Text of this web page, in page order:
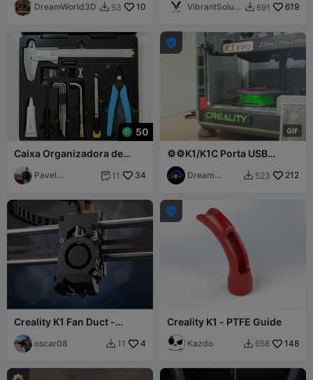
DreamWorld3D  53 10
gavetasVibrantSoluti
 691 619
50
Caixa Organizadora de
Ferramentas Creality K2 (3
Arquivos, Montagem Sob a
Mesa)
Pavel
 11 34
GIF

⚙️⚙️K1/K1C Porta USB
Cover⚙️⚙️
Dream
 523 212
Creality K1 Fan Duct -
Skeletor MK7 - Better Heat
Insert Fit
oscar08  11 4

Creality K1 - PTFE Guide
Kazdo  658 148